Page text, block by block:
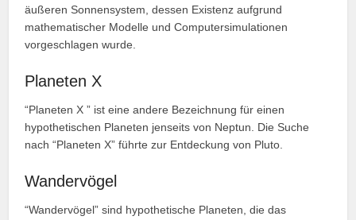
äußeren Sonnensystem, dessen Existenz aufgrund
mathematischer Modelle und Computersimulationen
vorgeschlagen wurde.
Planeten X
“Planeten X ” ist eine andere Bezeichnung für einen
hypothetischen Planeten jenseits von Neptun. Die Suche
nach “Planeten X” führte zur Entdeckung von Pluto.
Wandervögel
“Wandervögel” sind hypothetische Planeten, die das